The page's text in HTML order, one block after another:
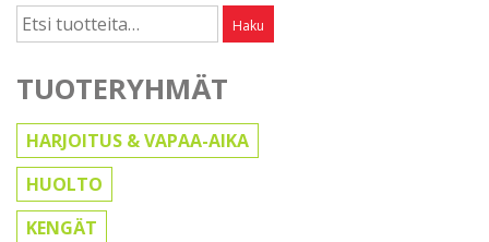
Etsi: Haku
TUOTERYHMÄT
HARJOITUS & VAPAA-AIKA
HUOLTO
KENGÄT